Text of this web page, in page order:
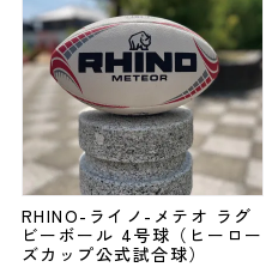
RHINO-ライノ-メテオ ラグ
ビーボール 4号球（ヒーロー
ズカップ公式試合球）